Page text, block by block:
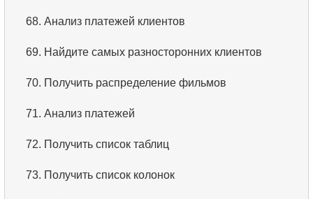
7. Упорядоченный список языков
8. Пять самых длинных фильмов
9. Выбрать сотрудников по условию
10. Отсортировать список фильмов с условием
11. Выбрать фильмы по описанию
12. Полные имена клиентов
68. Анализ платежей клиентов
69. Найдите самых разносторонних клиентов
70. Получить распределение фильмов
71. Анализ платежей
72. Получить список таблиц
73. Получить список колонок